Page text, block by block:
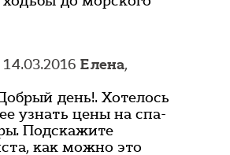
Елена,
день!. Хотелось
узнать цены на спа-
Подскажите
как можно это